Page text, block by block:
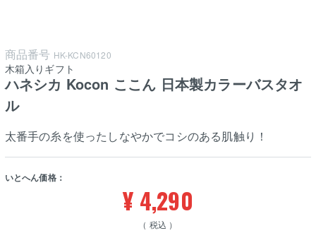
商品番号 HK-KCN60120
木箱入りギフト
ハネシカ Kocon ここん 日本製カラーバスタオ
ル
太番手の糸を使ったしなやかでコシのある肌触り！
いとへん価格：
¥ 4,290
税込